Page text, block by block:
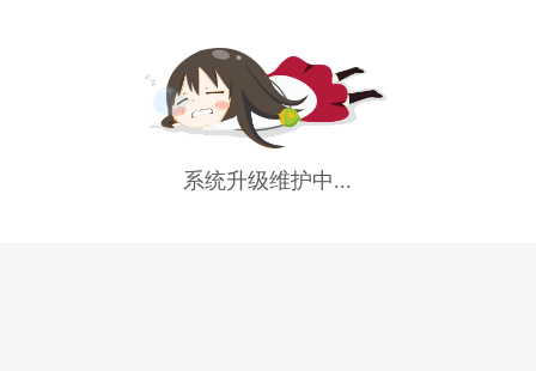
系统升级维护中...